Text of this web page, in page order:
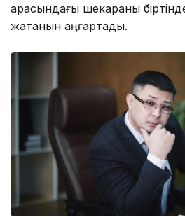
арасындағы шекараны
жатқанын аңғартады.